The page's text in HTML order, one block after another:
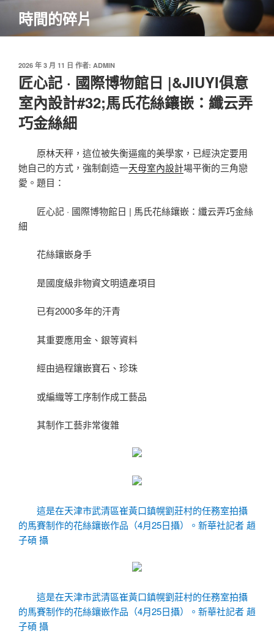
主
時間的碎片
發
佈
於
2026 年 3 月 11 日 作者: ADMIN
匠心記 · 國際博物館日 |&JIUYI俱意
室內設計#32;馬氏花絲鑲嵌：纖云弄
巧金絲細
原林天秤，這位被失衡逼瘋的美學家，已經決定要用
她自己的方式，強制創造一天母室內設計場平衡的三角戀
愛。題目：
匠心記 · 國際博物館日 | 馬氏花絲鑲嵌：纖云弄巧金絲
細
花絲鑲嵌身手
是國度級非物資文明遺產項目
已有2000多年的汗青
其重要應用金、銀等資料
經由過程鑲嵌寶石、珍珠
或編織等工序制作成工藝品
其制作工藝非常復雜
這是在天津市武清區崔黃口鎮幌劉莊村的任務室拍攝
的馬賽制作的花絲鑲嵌作品（4月25日攝）。新華社記者 趙
子碩 攝
這是在天津市武清區崔黃口鎮幌劉莊村的任務室拍攝
的馬賽制作的花絲鑲嵌作品（4月25日攝）。新華社記者 趙
子碩 攝